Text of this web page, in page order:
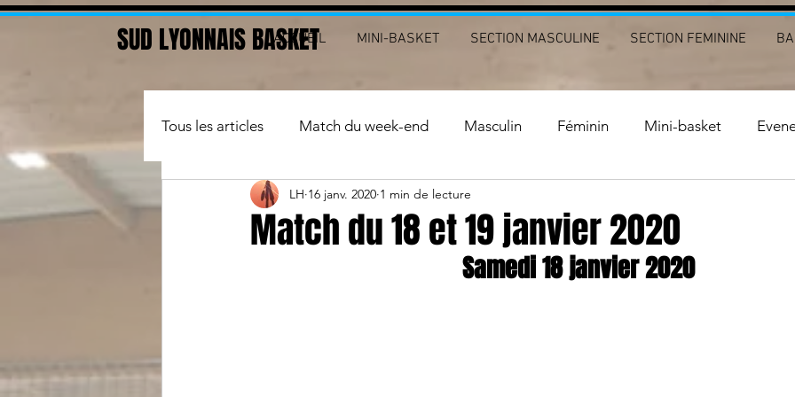
SUD LYONNAIS BASKET
ACCUEIL MINI-BASKET SECTION MASCULINE SECTION FEMININE
Tous les articles Match du week-end Masculin Féminin Mini-basket
Basket santé arbitre
Match du 18 et 19 janvier 2020
LH 16 janv. 2020 1 min de lecture
Samedi 18 janvier 2020